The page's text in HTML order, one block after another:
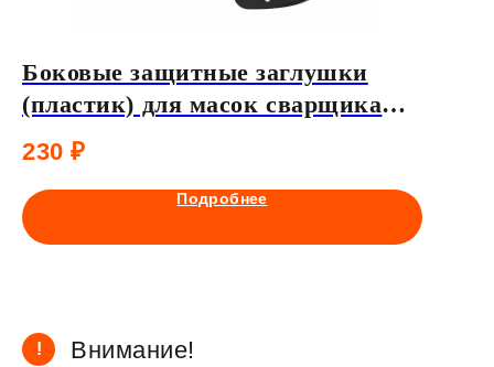
Боковые защитные заглушки
(пластик) для масок сварщика
TM1000 (комплект 2шт)
230 ₽
Подробнее
! Внимание!